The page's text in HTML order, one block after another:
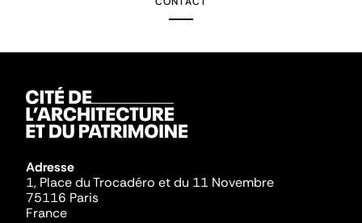
Adresse
1, Place du Trocadéro et du 11 Novembre
75116 Paris
France